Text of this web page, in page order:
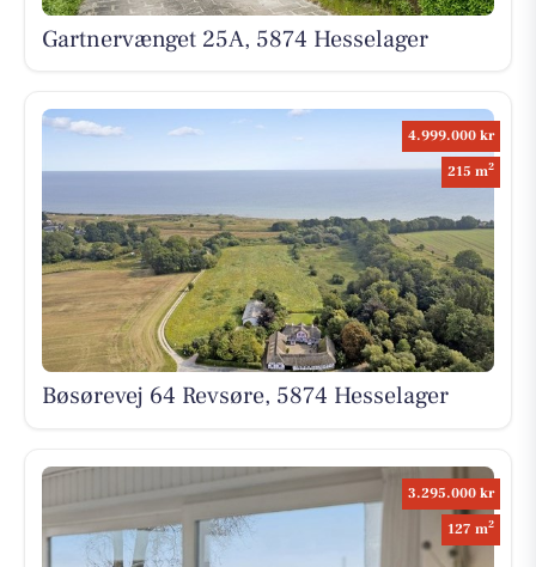
Gartnervænget 25A, 5874 Hesselager
4.999.000 kr
215 m2
Bøsørevej 64 Revsøre, 5874 Hesselager
3.295.000 kr
127 m2